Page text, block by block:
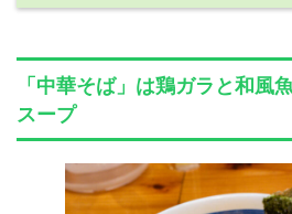
「中華そば」は鶏ガラと和風
スープ